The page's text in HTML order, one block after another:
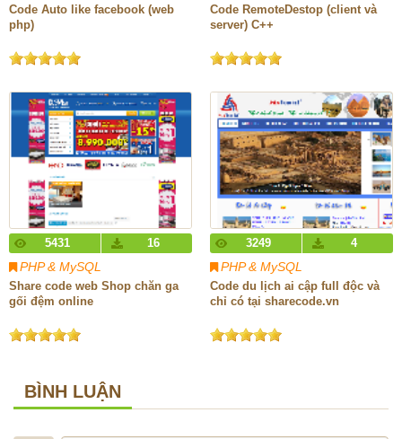
Code Auto like facebook (web
php)
Code RemoteDestop (client và
server) C++
5431 16
PHP & MySQL
Share code web Shop chăn ga
gối đệm online
3249 4
PHP & MySQL
Code du lịch ai cập full độc và
chỉ có tại sharecode.vn
BÌNH LUẬN